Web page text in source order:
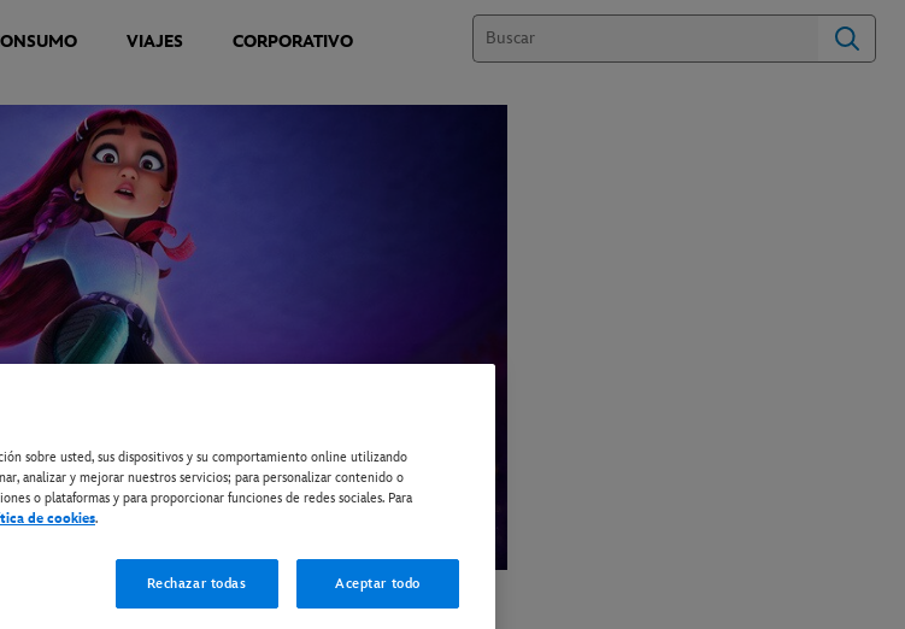
VIAJES CORPORATIVO
sobre usted, sus dispositivos y su comportamiento online utilizando
analizar y mejorar nuestros servicios; para personalizar contenido o
o plataformas y para proporcionar funciones de redes sociales. Para
de cookies.
Rechazar todas Aceptar todo